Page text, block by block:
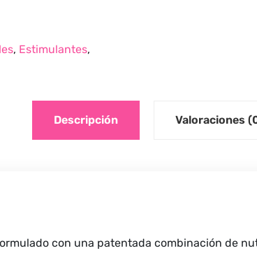
, Estimulantes,
Descripción Valoraciones
con una patentada combinación de